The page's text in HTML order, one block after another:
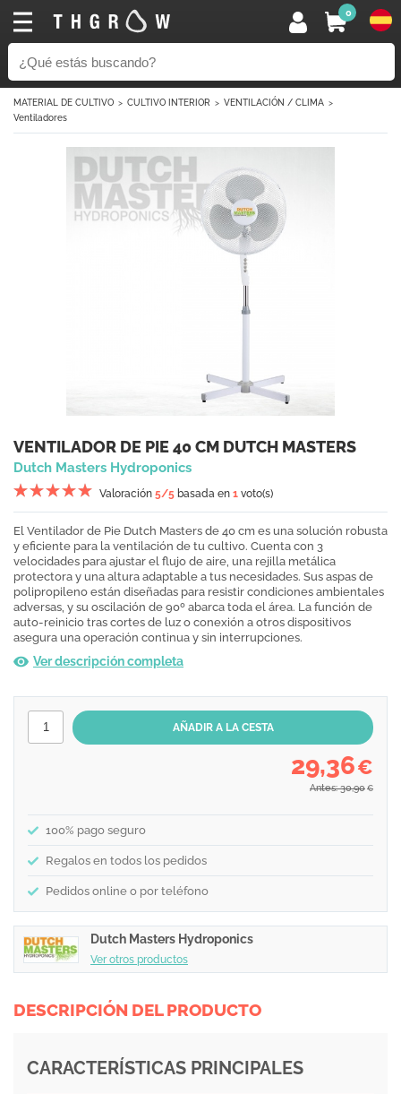
0
MATERIAL DE CULTIVO CULTIVO INTERIOR
VENTILACIÓN / CLIMA
Ventiladores
VENTILADOR DE PIE 40 CM DUTCH MASTERS
Dutch Masters Hydroponics
Valoración 5/5 basada en 1 voto(s)
El Ventilador de Pie Dutch Masters de 40 cm es una solución robusta
y eficiente para la ventilación de tu cultivo. Cuenta con 3
velocidades para ajustar el flujo de aire, una rejilla metálica
protectora y una altura adaptable a tus necesidades. Sus aspas de
polipropileno están diseñadas para resistir condiciones ambientales
adversas, y su oscilación de 90º abarca toda el área. La función de
auto-reinicio tras cortes de luz o conexión a otros dispositivos
asegura una operación continua y sin interrupciones.
Ver descripción completa
29,36€
Antes: 30,90 €
100% pago seguro
Regalos en todos los pedidos
Pedidos online o por teléfono
Dutch Masters Hydroponics
Ver otros productos
DESCRIPCIÓN DEL PRODUCTO
CARACTERÍSTICAS PRINCIPALES